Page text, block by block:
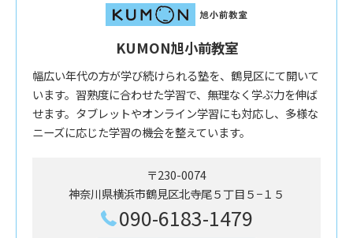
KUMON旭小前教室
幅広い年代の方が学び続けられる塾を、鶴見区にて開いて
います。習熟度に合わせた学習で、無理なく学ぶ力を伸ば
せます。タブレットやオンライン学習にも対応し、多様な
ニーズに応じた学習の機会を整えています。
〒230-0074
神奈川県横浜市鶴見区北寺尾５丁目５−１５
090-6183-1479